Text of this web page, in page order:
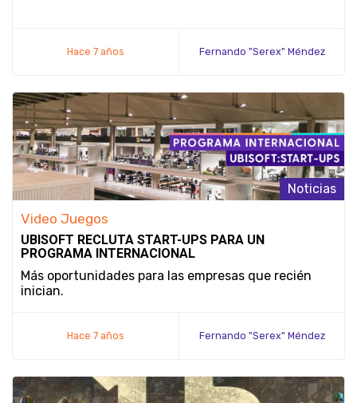
Hace 7 años Fernando "Serex" Méndez
Noticias
Video Juegos
UBISOFT RECLUTA START-UPS PARA UN
PROGRAMA INTERNACIONAL
Más oportunidades para las empresas que recién
inician.
Hace 7 años Fernando "Serex" Méndez